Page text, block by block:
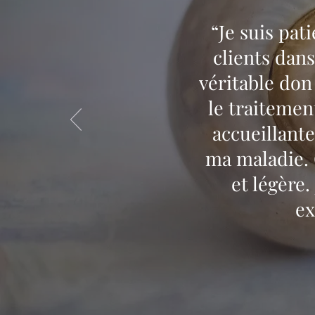
“Je suis
clients
véritable
le
ma maladie.
et